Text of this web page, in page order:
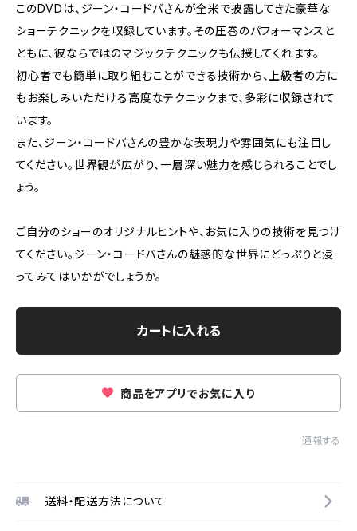
このDVDは、ジーン・コードバさんが全米で披露してきた豪華な
ショーテクニックを収録しています。その圧巻のパフォーマンスと
ともに、彼ならではのマジックテクニックも伝授してくれます。
初心者でも簡単に取り組むことができる技術から、上級者の方に
もお楽しみいただける高度なテクニックまで、多彩に収録されて
います。
また、ジーン・コードバさんの豊かな表現力や雰囲気にも注目し
てください。世界観が広がり、一層深い魅力を感じられることでし
ょう。
ご自分のショーのオリジナルヒントや、お気に入りの技術を見つけ
てください。ジーン・コードバさんの魅惑的な世界にどっぷりと浸
ってみてはいかがでしょうか。
カートに入れる
商品をアプリでお気に入り
通報する
送料・配送方法について